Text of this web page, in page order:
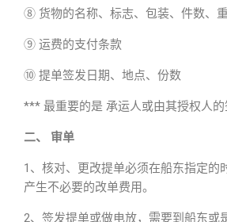
⑧ 货物的名称、标志、包装、件数、
⑨ 运费的支付条款
⑩ 提单签发日期、地点、份数
*** 最重要的是 承运人或由其授权人
二、 审单
1、核对、更改提单必须在船东指定的
产生不必要的改单费用。
2、签发提单或做电放，需要到船东或